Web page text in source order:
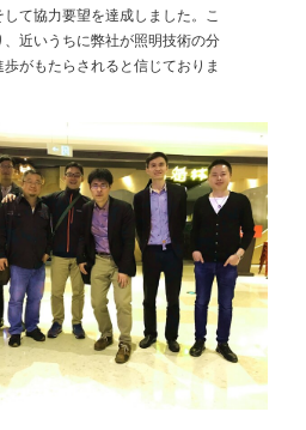
て協力要望を達成しました。こ
近いうちに弊社が照明技術の分
がもたらされると信じておりま